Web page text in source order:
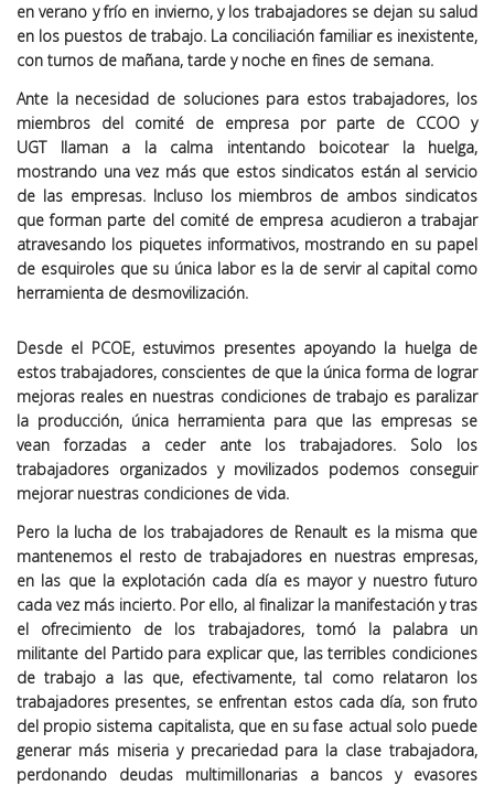
en verano y frío en invierno, y los trabajadores se dejan su salud
en los puestos de trabajo. La conciliación familiar es inexistente,
con turnos de mañana, tarde y noche en fines de semana.
Ante la necesidad de soluciones para estos trabajadores, los
miembros del comité de empresa por parte de CCOO y
UGT
llaman a la calma intentando boicotear la huelga,
mostrando una vez más que estos sindicatos están al servicio
de las empresas. Incluso los miembros de ambos sindicatos
que forman parte del comité de empresa acudieron a trabajar
atravesando los piquetes informativos, mostrando en su papel
de esquiroles que su única labor es la de servir al capital como
herramienta de desmovilización.
Desde el PCOE, estuvimos presentes apoyando la huelga de
estos trabajadores, conscientes de que la única forma de lograr
mejoras reales en nuestras condiciones de trabajo es paralizar
la producción, única herramienta para que las empresas se
vean forzadas a ceder ante los trabajadores. Solo los
trabajadores organizados y movilizados podemos conseguir
mejorar nuestras condiciones de vida.
Pero la lucha de los trabajadores de Renault es la misma que
mantenemos el resto de trabajadores en nuestras empresas,
en las que la explotación cada día es mayor y nuestro futuro
cada vez más incierto. Por ello, al finalizar la manifestación y tras
el ofrecimiento de los trabajadores, tomó la palabra un
militante del Partido para explicar que, las terribles condiciones
de trabajo a las que, efectivamente, tal como relataron los
trabajadores presentes, se enfrentan estos cada día, son fruto
del propio sistema capitalista, que en su fase actual solo puede
generar más miseria y precariedad para la clase trabajadora,
perdonando deudas multimillonarias a bancos y evasores